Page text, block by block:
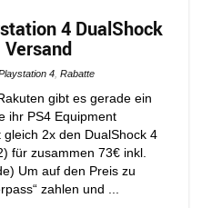
4 DualShock
4 Rabatte
gibt es gerade ein
ihr PS4 Equipment
2x den DualShock 4
für zusammen 73€ inkl.
Um auf den Preis zu
zahlen und ...